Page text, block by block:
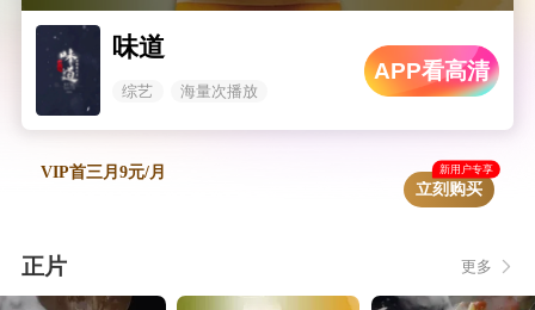
味道
综艺 海量次播放
APP看高清
VIP首三月9元/月 新用户专享
立刻购买
正片 更多